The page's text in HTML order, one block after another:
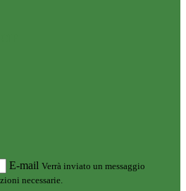
E-mail Verrà inviato un messaggio
necessarie.